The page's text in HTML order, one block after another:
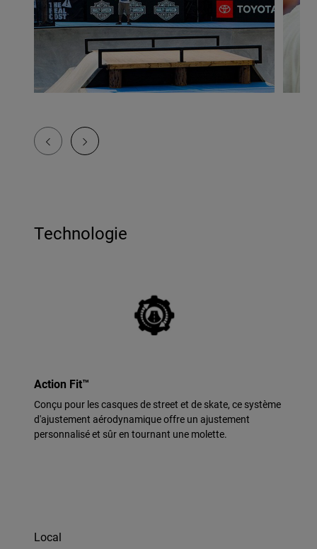
Technologie
Action Fit™
Conçu pour les casques de street et de skate, ce système
d'ajustement aérodynamique offre un ajustement
personnalisé et sûr en tournant une molette.
Local